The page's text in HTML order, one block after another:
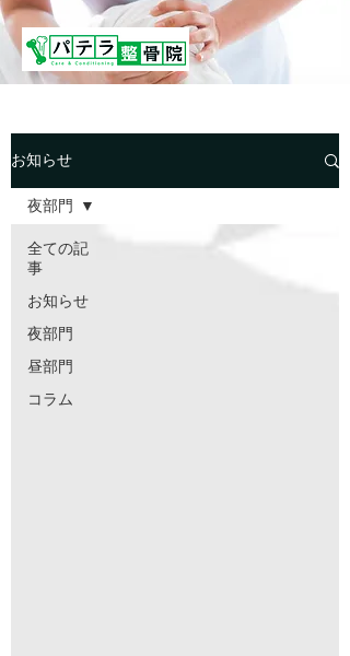
お知らせ
全ての記
事
お知らせ
夜部門
昼部門
コラム
夜部門